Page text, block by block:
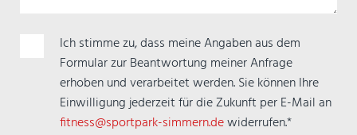
PflichtfeldIch stimme zu, dass meine Angaben aus dem
Formular zur Beantwortung meiner Anfrage
erhoben und verarbeitet werden. Sie können Ihre
Einwilligung jederzeit für die Zukunft per E-Mail an
fitness@sportpark-simmern.dewiderrufen.*